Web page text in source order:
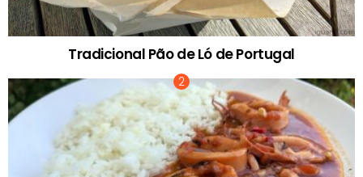
Tradicional Pão de Ló de Portugal